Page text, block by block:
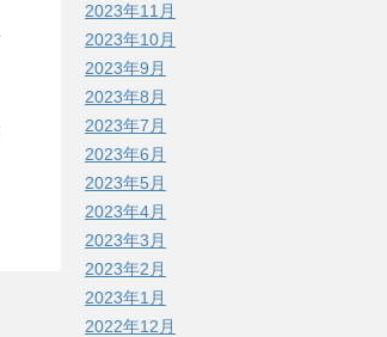
2023年11月
2023年10月
2023年9月
2023年8月
2023年7月
2023年6月
2023年5月
2023年4月
2023年3月
2023年2月
2023年1月
2022年12月